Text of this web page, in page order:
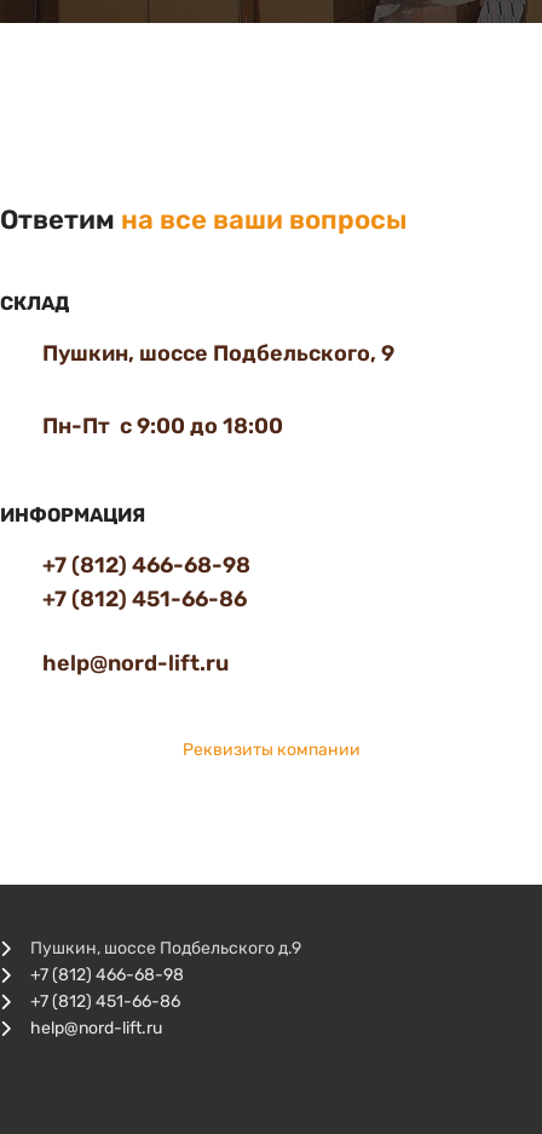
Ответим на все ваши вопросы
СКЛАД
Пушкин, шоссе Подбельского, 9
Пн-Пт с 9:00 до 18:00
ИНФОРМАЦИЯ
+7 (812) 466-68-98
+7 (812) 451-66-86
help@nord-lift.ru
Реквизиты компании
Пушкин, шоссе Подбельского д.9
+7 (812) 466-68-98
+7 (812) 451-66-86
help@nord-lift.ru